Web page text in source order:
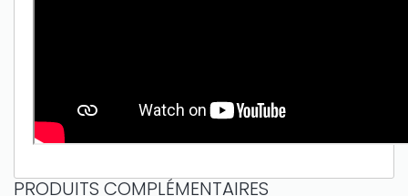
PRODUITS COMPLÉMENTAIRES